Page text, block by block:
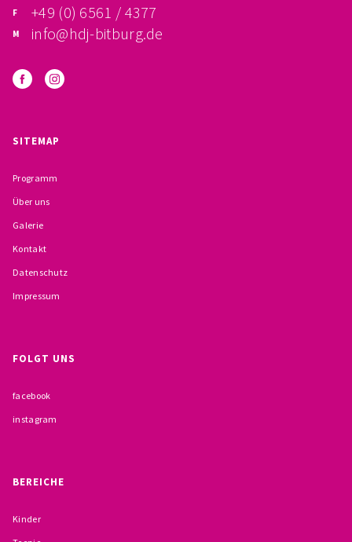
PRÄVENTION
VERHALTENSKODEX FÜR HAUPTAMTLICHE
VERPFLICHTUNGSERKLÄRUNG UND
+49 (0) 6561 / 4377
info@hdj-bitburg.de
SITEMAP
Programm
Über uns
Galerie
Kontakt
Datenschutz
Impressum
FOLGT UNS
facebook
instagram
BEREICHE
Kinder